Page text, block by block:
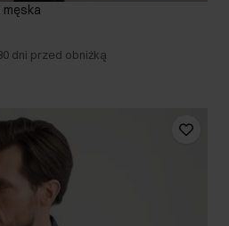
dni przed obniżką